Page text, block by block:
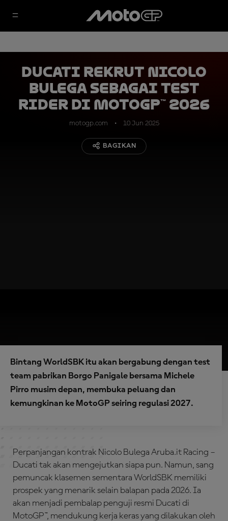
Ducati Rekrut Nicolo
Bulega sebagai Test
Rider di MotoGP™ 2026
motogp.com 10 Jun 2025
BAGIKAN
Bintang WorldSBK itu akan bergabung dengan test
team pabrikan Borgo Panigale bersama Michele
Pirro musim depan, membuka peluang dan
kemungkinan ke MotoGP seiring regulasi 2027.
Perpanjangan kontrak Nicolo Bulega Aruba.it Racing –
Ducati tak akan mengejutkan siapa pun. Namun, sang
pemuncak klasemen sementara WorldSBK memiliki
prospek yang menarik selain balapan pada 2026. Ia
akan menjadi pembalap penguji resmi Ducati di
MotoGP™, mendukung kerja keras yang dilakukan oleh